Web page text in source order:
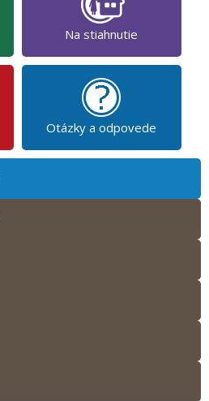
Na stiahnutie
Otázky a odpovede